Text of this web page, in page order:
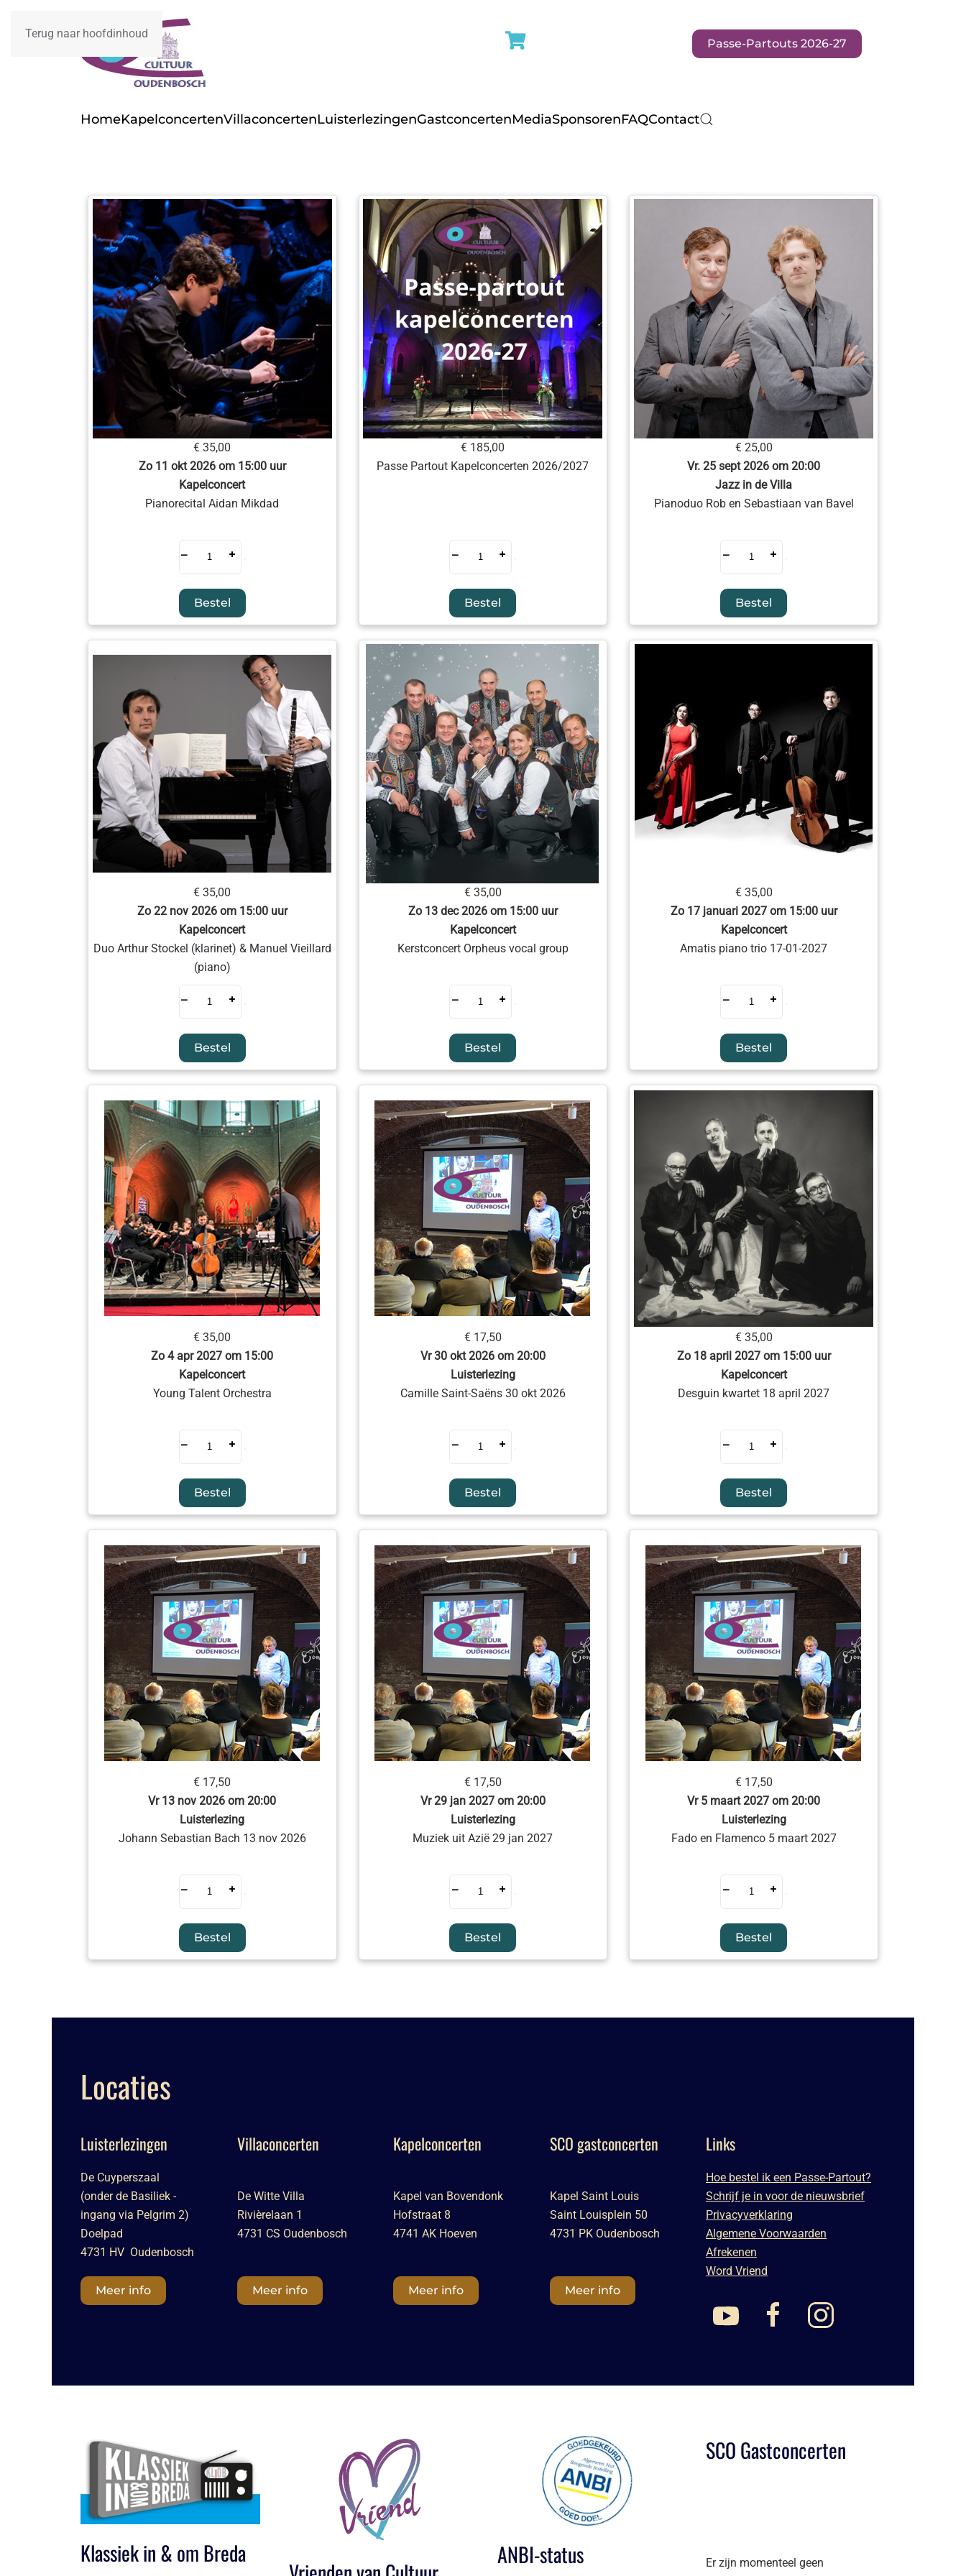
Terug naar hoofdinhoud
Passe-Partouts 2026-27
HomeKapelconcertenVillaconcertenLuisterlezingenGastconcertenMediaSponsorenFAQContact
€ 35,00
Zo 11 okt 2026 om 15:00 uur
Kapelconcert
Pianorecital Aidan Mikdad
– +
Bestel
€ 185,00
Passe Partout Kapelconcerten 2026/2027
– +
Bestel
€ 25,00
Vr. 25 sept 2026 om 20:00
Jazz in de Villa
Pianoduo Rob en Sebastiaan van Bavel
– +
Bestel
€ 35,00
Zo 22 nov 2026 om 15:00 uur
Kapelconcert
Duo Arthur Stockel (klarinet) & Manuel Vieillard
(piano)
– +
Bestel
€ 35,00
Zo 13 dec 2026 om 15:00 uur
Kapelconcert
Kerstconcert Orpheus vocal group
– +
Bestel
€ 35,00
Zo 17 januari 2027 om 15:00 uur
Kapelconcert
Amatis piano trio 17-01-2027
– +
Bestel
€ 35,00
Zo 4 apr 2027 om 15:00
Kapelconcert
Young Talent Orchestra
– +
Bestel
€ 17,50
Vr 30 okt 2026 om 20:00
Luisterlezing
Camille Saint-Saëns 30 okt 2026
– +
Bestel
€ 35,00
Zo 18 april 2027 om 15:00 uur
Kapelconcert
Desguin kwartet 18 april 2027
– +
Bestel
€ 17,50
Vr 13 nov 2026 om 20:00
Luisterlezing
Johann Sebastian Bach 13 nov 2026
– +
Bestel
€ 17,50
Vr 29 jan 2027 om 20:00
Luisterlezing
Muziek uit Azië 29 jan 2027
– +
Bestel
€ 17,50
Vr 5 maart 2027 om 20:00
Luisterlezing
Fado en Flamenco 5 maart 2027
– +
Bestel
Locaties
Luisterlezingen
De Cuyperszaal
(onder de Basiliek -
ingang via Pelgrim 2)
Doelpad
4731 HV Oudenbosch
Meer info
Villaconcerten
De Witte Villa
Rivièrelaan 1
4731 CS Oudenbosch
Meer info
Kapelconcerten
Kapel van Bovendonk
Hofstraat 8
4741 AK Hoeven
Meer info
SCO gastconcerten
Kapel Saint Louis
Saint Louisplein 50
4731 PK Oudenbosch
Meer info
Links
Hoe bestel ik een Passe-Partout?
Schrijf je in voor de nieuwsbrief
Privacyverklaring
Algemene Voorwaarden
Afrekenen
Word Vriend
Klassiek in & om Breda ANBI-status
SCO Gastconcerten
Er zijn momenteel geen